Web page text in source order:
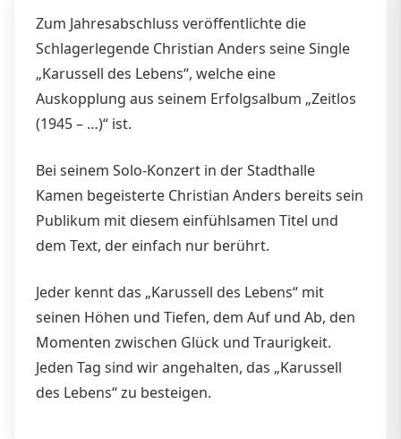
Zum Jahresabschluss veröffentlichte die
Schlagerlegende Christian Anders seine Single
„Karussell des Lebens“, welche eine
Auskopplung aus seinem Erfolgsalbum „Zeitlos
(1945 – …)“ ist.
Bei seinem Solo-Konzert in der Stadthalle
Kamen begeisterte Christian Anders bereits sein
Publikum mit diesem einfühlsamen Titel und
dem Text, der einfach nur berührt.
Jeder kennt das „Karussell des Lebens“ mit
seinen Höhen und Tiefen, dem Auf und Ab, den
Momenten zwischen Glück und Traurigkeit.
Jeden Tag sind wir angehalten, das „Karussell
des Lebens“ zu besteigen.